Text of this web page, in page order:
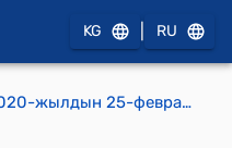
KG RU
КР Өкмөтүнүн 2020-жылдын 25-февралындагы № 113 "Мамлекеттик жана муниципалдык кызмат көрсөтүүлөрдүн жана тейлөөлөрдүн инновациялык ыкмаларын киргизүү боюнча "Мамлекет платформа катары" пилоттук долбоорун ишке ашыруу жөнүндө" токтому